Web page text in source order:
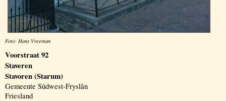
Foto: Hans Vreeman
Voorstraat 92
Staveren
Stavoren (Starum)
Gemeente Súdwest-Fryslân
Friesland